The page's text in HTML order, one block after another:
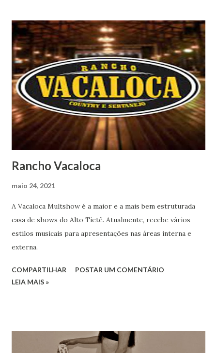
Rancho Vacaloca
maio 24, 2021
A Vacaloca Multshow é a maior e a mais bem estruturada
casa de shows do Alto Tietê. Atualmente, recebe vários
estilos musicais para apresentações nas áreas interna e
externa.
COMPARTILHAR
POSTAR UM COMENTÁRIO
LEIA MAIS »